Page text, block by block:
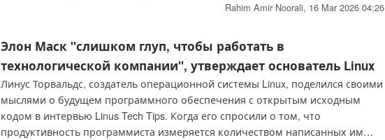
автоматические отчеты о сбоях, которые дошли до руководства ZeniMax. В
тестирование, основанное на хаосе, подчеркивает, почему человеческий
QA не может быть заменен ИИ, работающим по шаблону.
Rahim Amir Noorali, 16 Mar 2026 04:26
Элон Маск "слишком глуп, чтобы работать в
технологической компании", утверждает основатель Linux
Линус Торвальдс, создатель операционной системы Linux, поделился своими
мыслями о будущем программного обеспечения с открытым исходным
кодом в интервью Linus Tech Tips. Когда его спросили о том, что
продуктивность программиста измеряется количеством написанных им